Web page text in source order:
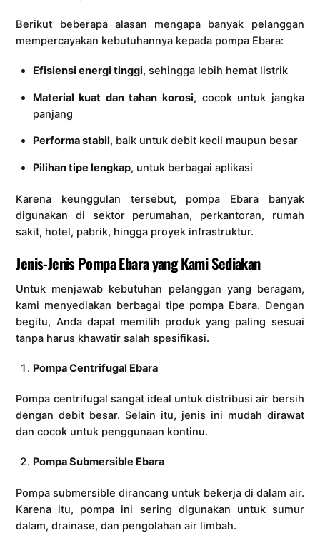
Berikut beberapa alasan mengapa banyak pelanggan
mempercayakan kebutuhannya kepada pompa Ebara:
Efisiensi energi tinggi, sehingga lebih hemat listrik
Material kuat dan tahan korosi, cocok untuk jangka
panjang
Performa stabil, baik untuk debit kecil maupun besar
Pilihan tipe lengkap, untuk berbagai aplikasi
Karena keunggulan tersebut, pompa Ebara banyak
digunakan di sektor perumahan, perkantoran, rumah
sakit, hotel, pabrik, hingga proyek infrastruktur.
Jenis-Jenis Pompa Ebara yang Kami Sediakan
Untuk menjawab kebutuhan pelanggan yang beragam,
kami menyediakan berbagai tipe pompa Ebara. Dengan
begitu, Anda dapat memilih produk yang paling sesuai
tanpa harus khawatir salah spesifikasi.
Pompa Centrifugal Ebara
Pompa centrifugal sangat ideal untuk distribusi air bersih
dengan debit besar. Selain itu, jenis ini mudah dirawat
dan cocok untuk penggunaan kontinu.
Pompa Submersible Ebara
Pompa submersible dirancang untuk bekerja di dalam air.
Karena itu, pompa ini sering digunakan untuk sumur
dalam, drainase, dan pengolahan air limbah.